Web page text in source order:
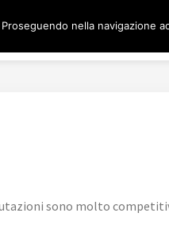
COMPRO ACCIAIO
sono molto
nella navigazione